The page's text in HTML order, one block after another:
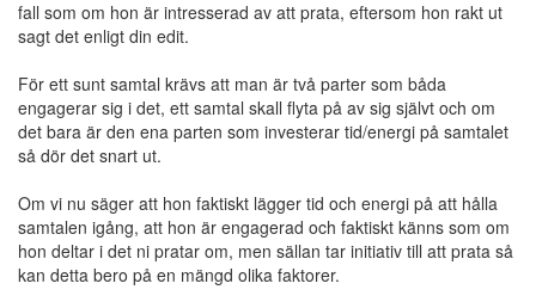
fall som om hon är intresserad av att prata, eftersom hon rakt ut
sagt det enligt din edit.
För ett sunt samtal krävs att man är två parter som båda
engagerar sig i det, ett samtal skall flyta på av sig självt och om
det bara är den ena parten som investerar tid/energi på samtalet
så dör det snart ut.
Om vi nu säger att hon faktiskt lägger tid och energi på att hålla
samtalen igång, att hon är engagerad och faktiskt känns som om
hon deltar i det ni pratar om, men sällan tar initiativ till att prata så
kan detta bero på en mängd olika faktorer.